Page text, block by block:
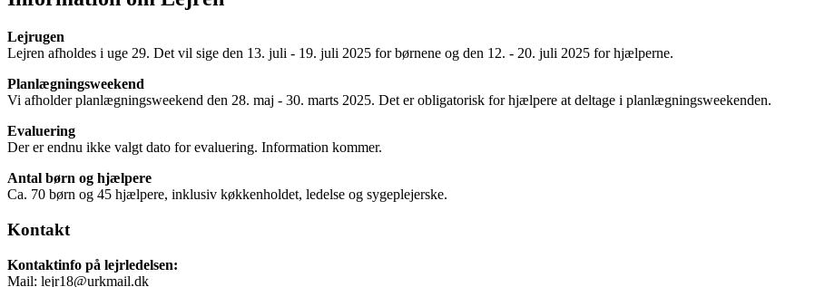
Lejrugen
Lejren afholdes i uge 29. Det vil sige den 13. juli - 19. juli 2025 for børnene og den 12. - 20. juli 2025 for hjælperne.
Planlægningsweekend
Vi afholder planlægningsweekend den 28. maj - 30. marts 2025. Det er obligatorisk for hjælpere at deltage i planlægningsweekenden.
Evaluering
Der er endnu ikke valgt dato for evaluering. Information kommer.
Antal børn og hjælpere
Ca. 70 børn og 45 hjælpere, inklusiv køkkenholdet, ledelse og sygeplejerske.
Kontakt
Kontaktinfo på lejrledelsen:
Mail: lejr18@urkmail.dk